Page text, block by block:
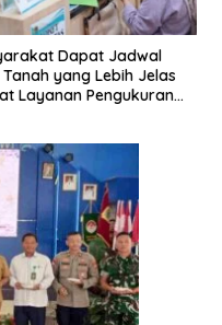
Dapat Jadwal
yang Lebih Jelas
Layanan Pengukuran